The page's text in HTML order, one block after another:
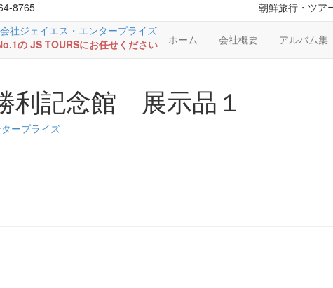
8765 朝鮮旅行・ツア
の JS TOURSにお任せください ホーム 会社概要 アルバム集
利記念館 展示品１
ープライズ